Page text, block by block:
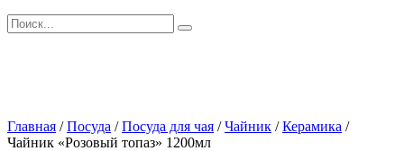
Искать:
Главная /Посуда /Посуда для чая /Чайник /Керамика /
Чайник «Розовый топаз» 1200мл